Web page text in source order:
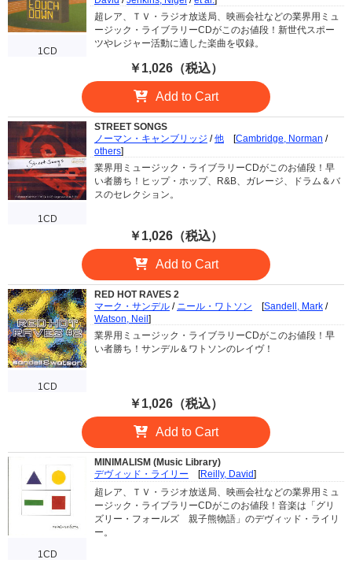
1CD
超レア、ＴＶ・ラジオ放送局、映画会社などの業界用ミュ
ージック・ライブラリーCDがこのお値段！新世代スポー
ツやレジャー活動に適した楽曲を収録。
￥1,026（税込）
Add to Cart
1CD
STREET SONGS
ノーマン・キャンブリッジ /他 [Cambridge, Norman /
others]
業界用ミュージック・ライブラリーCDがこのお値段！早
い者勝ち！ヒップ・ホップ、R&B、ガレージ、ドラム＆バ
スのセレクション。
￥1,026（税込）
Add to Cart
1CD
RED HOT RAVES 2
マーク・サンデル / ニール・ワトソン [Sandell, Mark /
Watson, Neil ]
業界用ミュージック・ライブラリーCDがこのお値段！早
い者勝ち！サンデル＆ワトソンのレイヴ！
￥1,026（税込）
Add to Cart
1CD
MINIMALISM (Music Library)
デヴィッド・ライリー [Reilly, David]
超レア、ＴＶ・ラジオ放送局、映画会社などの業界用ミュ
ージック・ライブラリーCDがこのお値段！音楽は「グリ
ズリー・フォールズ 親子熊物語」のデヴィッド・ライリ
ー。